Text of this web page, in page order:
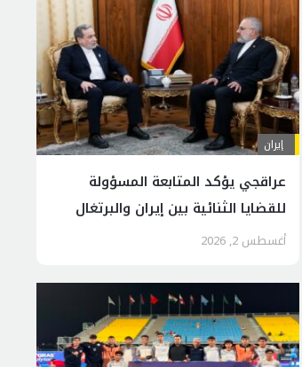
إيران
عراقجي يؤكد المتابعة المسؤولة
للقضايا الثنائية بين إيران والبرتغال
أغسطس 2, 2026